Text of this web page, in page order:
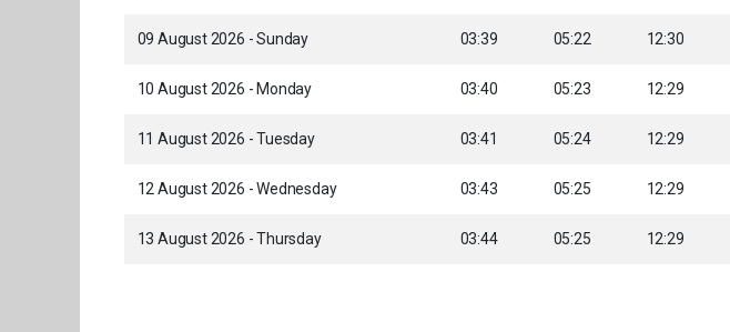
09 August 2026 - Sunday 03:39 05:22 12:30
10 August 2026 - Monday 03:40 05:23 12:29
11 August 2026 - Tuesday 03:41 05:24 12:29
12 August 2026 - Wednesday 03:43 05:25 12:29
13 August 2026 - Thursday 03:44 05:25 12:29